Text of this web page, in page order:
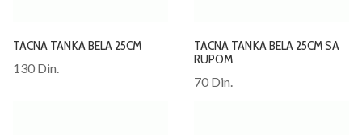
TACNA TANKA BELA 25CM
130 Din.
TACNA TANKA BELA 25CM SA
RUPOM
70 Din.